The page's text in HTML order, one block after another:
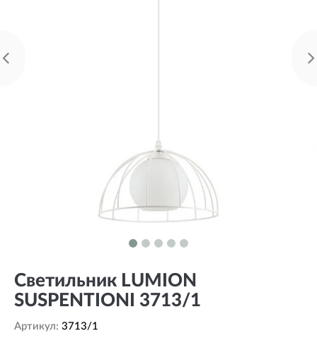
Светильник LUMION
SUSPENTIONI 3713/1
Артикул: 3713/1